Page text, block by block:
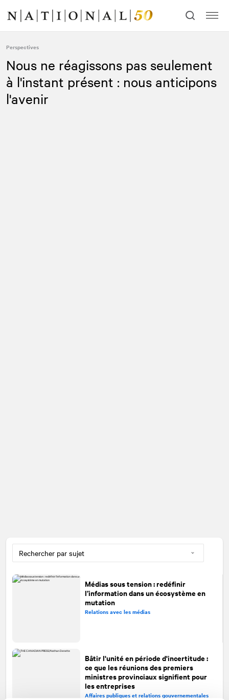
contenu
navigation
Perspectives
Nous ne réagissons pas seulement
à l'instant présent : nous anticipons
l'avenir
Médias sous tension : redéfinir
l’information dans un écosystème en
mutation
Relations avec les médias
Bâtir l'unité en période d'incertitude :
ce que les réunions des premiers
ministres provinciaux signifient pour
les entreprises
Affaires publiques et relations gouvernementales